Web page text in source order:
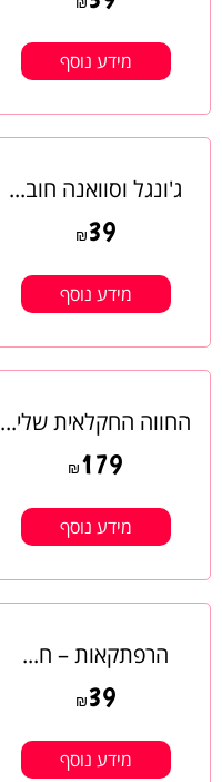
מידע נוסף
ג'ונגל וסוואנה חוב...
₪39
מידע נוסף
החווה החקלאית שלי...
₪ 179
מידע נוסף
הרפתקאות – ח...
₪39
מידע נוסף